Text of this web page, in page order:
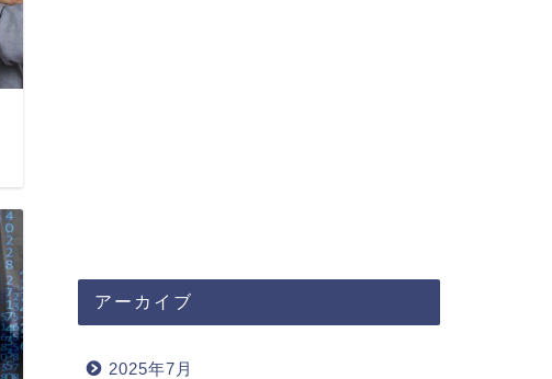
アーカイブ
2025年7月